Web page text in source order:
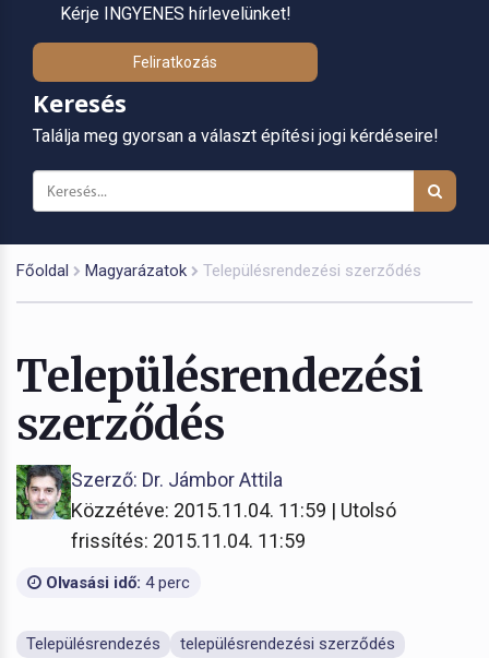
Kérje INGYENES hírlevelünket!
Feliratkozás
Keresés
Találja meg gyorsan a választ építési jogi kérdéseire!
Főoldal Magyarázatok Településrendezési szerződés
Településrendezési
szerződés
Szerző: Dr. Jámbor Attila
Közzétéve: 2015.11.04. 11:59 | Utolsó
frissítés: 2015.11.04. 11:59
Olvasási idő: 4 perc
Településrendezés településrendezési szerződés